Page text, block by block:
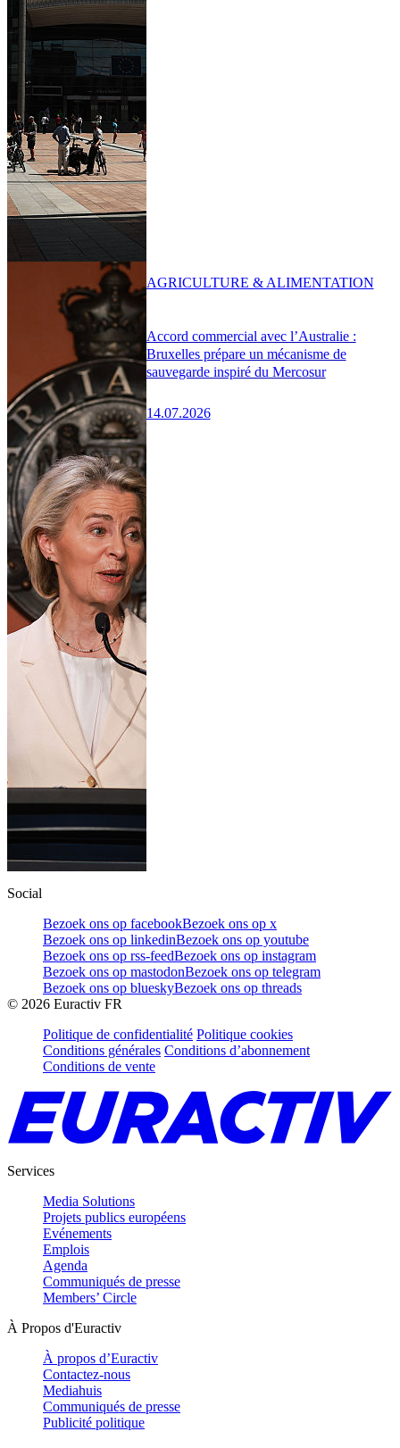
Accord commercial avec l’Australie :
Bruxelles prépare un mécanisme de
sauvegarde inspiré du Mercosur
14.07.2026
AGRICULTURE & ALIMENTATION
Social
Bezoek ons op facebookBezoek ons op x
Bezoek ons op linkedinBezoek ons op youtube
Bezoek ons op rss-feedBezoek ons op instagram
Bezoek ons op mastodonBezoek ons op telegram
Bezoek ons op blueskyBezoek ons op threads
© 2026 Euractiv FR
Politique de confidentialité Politique cookies
Conditions générales Conditions d’abonnement
Conditions de vente
Services
Media Solutions
Projets publics européens
Evénements
Emplois
Agenda
Communiqués de presse
Members’ Circle
À Propos d'Euractiv
À propos d’Euractiv
Contactez-nous
Mediahuis
Communiqués de presse
Publicité politique